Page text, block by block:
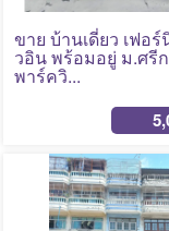
ขาย บ้านเดี่ยว เฟอร์
วอิน พร้อมอยู่ ม.ศรี
พาร์ควิ...